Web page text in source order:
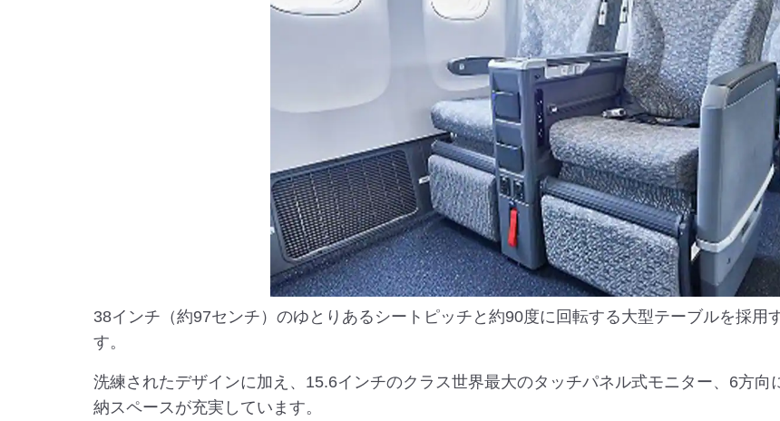
38インチ（約97センチ）のゆとりあるシートピッチと約90度に回転する大型テーブルを採用
す。
洗練されたデザインに加え、15.6インチのクラス世界最大のタッチパネル式モニター、6方
納スペースが充実しています。